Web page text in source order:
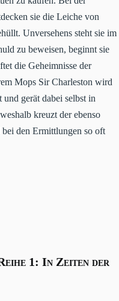
sie die Leiche von
Unversehens steht sie im
zu beweisen, beginnt sie
die Geheimnisse der
Mops Sir Charleston wird
und gerät dabei selbst in
kreuzt der ebenso
den Ermittlungen so oft
1: In Zeiten der